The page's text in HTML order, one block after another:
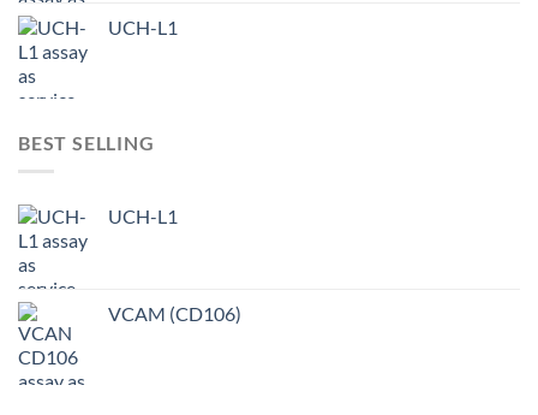
UCH-L1
BEST SELLING
UCH-L1
VCAM (CD106)